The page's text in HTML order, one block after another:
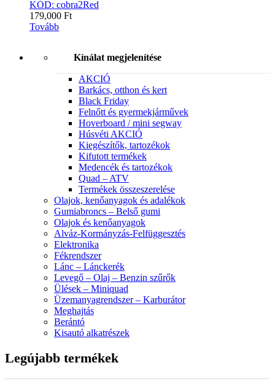
KÓD: cobra2Red
179,000 Ft
Tovább
Kínálat megjelenítése
AKCIÓ
Barkács, otthon és kert
Black Friday
Felnőtt és gyermekjárművek
Hoverboard / mini segway
Húsvéti AKCIÓ
Kiegészítők, tartozékok
Kifutott termékek
Medencék és tartozékok
Quad – ATV
Termékek összeszerelése
Olajok, kenőanyagok és adalékok
Gumiabroncs – Belső gumi
Olajok és kenőanyagok
Alváz-Kormányzás-Felfüggesztés
Elektronika
Fékrendszer
Lánc – Lánckerék
Levegő – Olaj – Benzin szűrők
Ülések – Miniquad
Üzemanyagrendszer – Karburátor
Meghajtás
Berántó
Kisautó alkatrészek
Legújabb termékek